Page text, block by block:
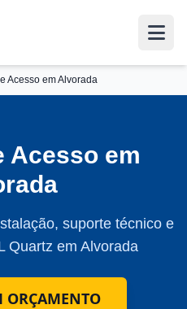
Acesso em Alvorada
Acesso em
suporte técnico e
Quartz em Alvorada
ORÇAMENTO